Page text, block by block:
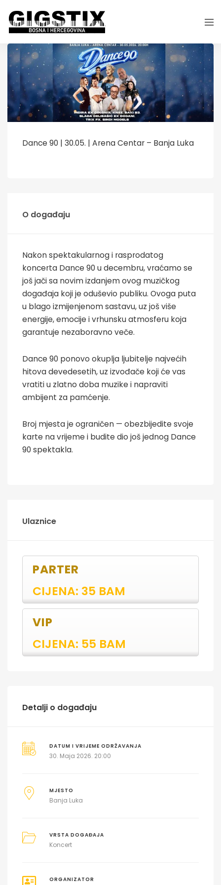
Dance 90 | 30.05. | Arena Centar – Banja Luka
O događaju
Nakon spektakularnog i rasprodatog
koncerta Dance 90 u decembru, vraćamo se
još jači sa novim izdanjem ovog muzičkog
događaja koji je oduševio publiku. Ovoga puta
u blago izmijenjenom sastavu, uz još više
energije, emocije i vrhunsku atmosferu koja
garantuje nezaboravno veče.
Dance 90 ponovo okuplja ljubitelje najvećih
hitova devedesetih, uz izvođače koji će vas
vratiti u zlatno doba muzike i napraviti
ambijent za pamćenje.
Broj mjesta je ograničen — obezbijedite svoje
karte na vrijeme i budite dio još jednog Dance
90 spektakla.
Ulaznice
PARTER
CIJENA: 35 BAM
VIP
CIJENA: 55 BAM
Detalji o događaju
DATUM I VRIJEME ODRŽAVANJA
30. Maja 2026. 20:00
MJESTO
Banja Luka
VRSTA DOGAĐAJA
Koncert
ORGANIZATOR